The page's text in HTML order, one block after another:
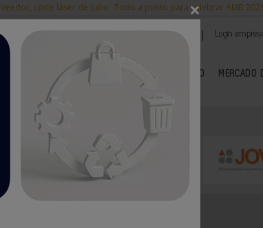
Veedor, corte láser de tubo Todo a punto para celebrar AMB
| Es noticia | CANAL EMPLEO | Login
EMPRESAS DEL SECTOR DEL METAL KIOSCO MERCADO
×